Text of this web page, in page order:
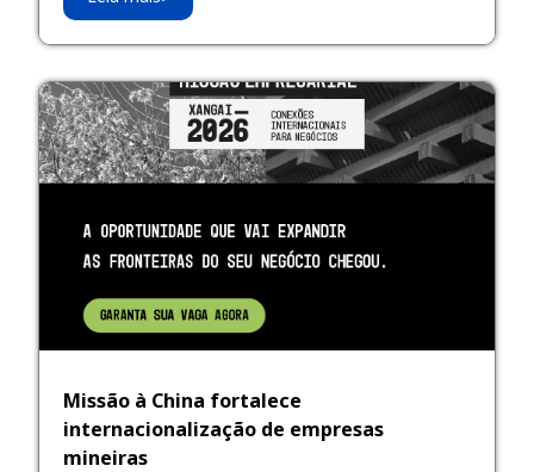
Missão à China fortalece
internacionalização de empresas
mineiras